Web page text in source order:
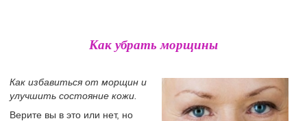
Как убрать морщины
Как избавиться от морщин и
улучшить состояние кожи.
Верите вы в это или нет, но